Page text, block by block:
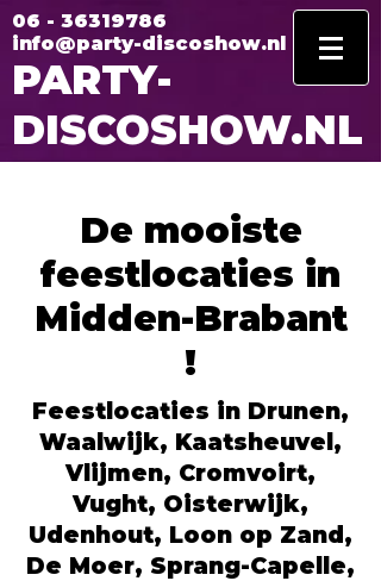
PARTY-
DISCOSHOW.NL
06 - 36319786
info@party-discoshow.nl
De mooiste
feestlocaties in
Midden-Brabant
!
Feestlocaties in Drunen,
Waalwijk, Kaatsheuvel,
Vlijmen, Cromvoirt,
Vught, Oisterwijk,
Udenhout, Loon op Zand,
De Moer, Sprang-Capelle,